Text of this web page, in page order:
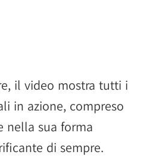
il video mostra tutti i
in azione, compreso
nella sua forma
di sempre.